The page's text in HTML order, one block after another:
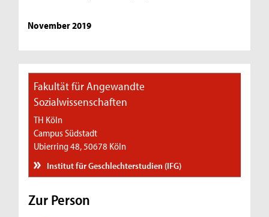
November 2019
Fakultät für Angewandte
Sozialwissenschaften
TH Köln
Campus Südstadt
Ubierring 48, 50678 Köln
Institut für Geschlechterstudien (IFG)
Zur Person